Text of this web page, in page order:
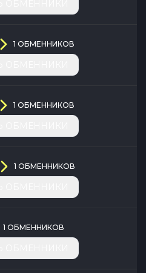
1 ОБМЕННИКОВ
1 ОБМЕННИКОВ
1 ОБМЕННИКОВ
1 ОБМЕННИКОВ